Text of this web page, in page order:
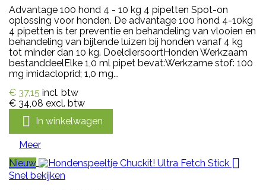
Advantage 100 hond 4 - 10 kg 4 pipetten Spot-on
oplossing voor honden. De advantage 100 hond 4-10kg
4 pipetten is ter preventie en behandeling van vlooien en
behandeling van bijtende luizen bij honden vanaf 4 kg
tot minder dan 10 kg. DoeldiersoortHonden Werkzaam
bestanddeelElke 1,0 ml pipet bevat:Werkzame stof: 100
mg imidacloprid; 1,0 mg...
€ 37,15 incl. btw
€ 34,08 excl. btw
 In winkelwagen
Meer
Nieuw

Snel bekijken